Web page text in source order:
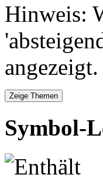
Hinweis:
angezeigt.
Symbol-